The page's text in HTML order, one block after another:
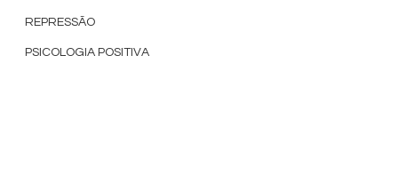
REPRESSÃO
PSICOLOGIA POSITIVA